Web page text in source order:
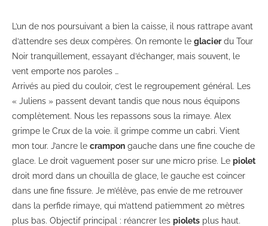
L’un de nos poursuivant a bien la caisse, il nous rattrape avant
d’attendre ses deux compères. On remonte le glacierdu Tour
Noir tranquillement, essayant d’échanger, mais souvent, le
vent emporte nos paroles …
Arrivés au pied du couloir, c’est le regroupement général. Les
« Juliens » passent devant tandis que nous nous équipons
complètement. Nous les repassons sous la rimaye. Alex
grimpe le Crux de la voie. il grimpe comme un cabri. Vient
mon tour. J’ancre le crampon gauche dans une fine couche de
glace. Le droit vaguement poser sur une micro prise. Le piolet
droit mord dans un chouilla de glace, le gauche est coincer
dans une fine fissure. Je m’élève, pas envie de me retrouver
dans la perfide rimaye, qui m’attend patiemment 20 mètres
plus bas. Objectif principal : réancrer les piolets plus haut.